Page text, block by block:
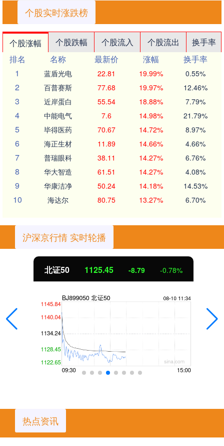
个股实时涨跌榜
个股涨幅 个股跌幅 个股流入 个股流出
换手率
排名
名称 最新价 涨幅
换手率
1
蓝盾光电 22.81 19.99% 0.55%
2 百普赛斯 77.68 19.97% 12.46%
3 近岸蛋白 55.54 18.88% 7.79%
4 中能电气 7.6 14.98% 21.79%
5 毕得医药 70.67 14.72% 8.97%
6 海正生材 11.89 14.66% 4.66%
7 普瑞眼科 38.11 14.27% 6.76%
8 华大智造 61.51 14.27% 4.08%
9 华康洁净 50.24 14.18% 14.53%
10 海达尔 80.75 13.27% 6.70%
沪深京行情 实时轮播
北证50 1125.45 -8.79 -0.78%
热点资讯